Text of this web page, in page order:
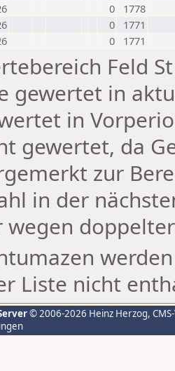
0
1778
0
1771
0 1771
Feld
gewertet in
in
gewertet, da
zur
in der
wegen
Liste nicht
© 2006-2026 Heinz Herzog,